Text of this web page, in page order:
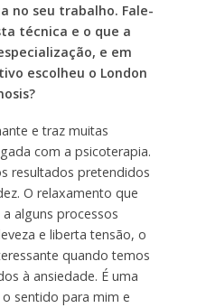
no seu trabalho. Fale-
técnica e o que a
e em
escolheu o London
e traz muitas
com a psicoterapia.
resultados pretendidos
O relaxamento que
alguns processos
e liberta tensão, o
quando temos
à ansiedade. É uma
sentido para mim e